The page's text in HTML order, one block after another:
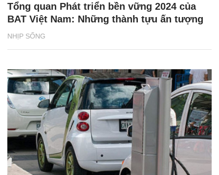
NHỊP SỐNG
Tổng quan Phát triển bền vững 2024 của
BAT Việt Nam: Những thành tựu ấn tượng